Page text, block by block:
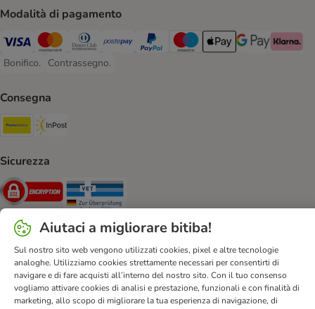
Modalità di pagamento
Visa. Payment Method
Mastercard. Payment Method
Diners Club. Payment Method
Postepay. Payment Method
PayPal. Payment Method
Maestro. Payment Method
Apple pay. Payment
Google Pay
Klarna
Bonifico.
Bonifico. Payment Method
Contrassegno.
Contrassegno. Payment Method
Consegna
Poste Italiane. Shipping Method
Sicurezza
Security
Aiuto & FAQ Servizio Clienti
Atto sui servizi digitali
Condizioni di vendita
Informazioni legali Privacy
Aiutaci a migliorare bitiba!
Sul nostro sito web vengono utilizzati cookies, pixel e altre tecnologie
analoghe. Utilizziamo cookies strettamente necessari per consentirti di
navigare e di fare acquisti all’interno del nostro sito. Con il tuo consenso
vogliamo attivare cookies di analisi e prestazione, funzionali e con finalità di
marketing, allo scopo di migliorare la tua esperienza di navigazione, di